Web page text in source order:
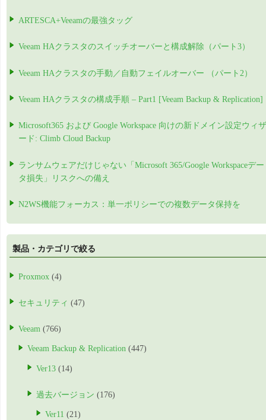
ARTESCA+Veeamの最強タッグ
Veeam HAクラスタのスイッチオーバーと構成解除（パート3）
Veeam HAクラスタの手動／自動フェイルオーバー （パート2）
Veeam HAクラスタの構成手順 – Part1 [Veeam Backup & Replication]
Microsoft365 および Google Workspace 向けの新ドメイン設定ウィザ
ード: Climb Cloud Backup
ランサムウェアだけじゃない「Microsoft 365/Google Workspaceデー
タ損失」リスクへの備え
N2WS機能フォーカス：単一ポリシーでの複数データ保持を
製品・カテゴリで絞る
Proxmox (4)
セキュリティ (47)
Veeam (766)
Veeam Backup & Replication (447)
Ver13 (14)
過去バージョン (176)
Ver11 (21)